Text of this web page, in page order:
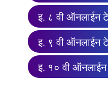
इ. ८ वी ऑनलाईन
इ. ९ वी ऑनलाईन
इ. १० वी